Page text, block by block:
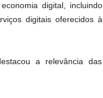
digital, incluindo
digitais oferecidos à
a relevância das